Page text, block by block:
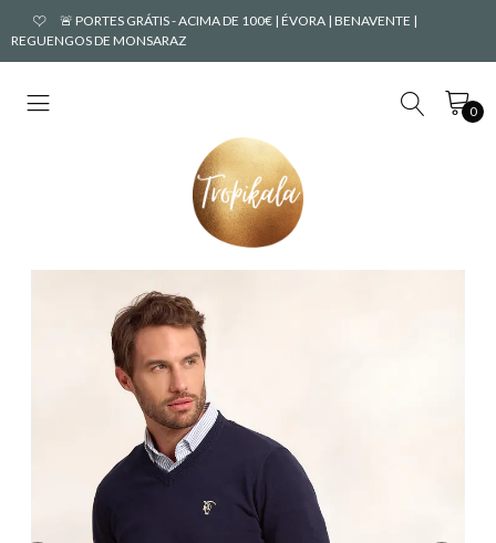
🚨 PORTES GRÁTIS - ACIMA DE 100€ | ÉVORA | BENAVENTE |
REGUENGOS DE MONSARAZ
0